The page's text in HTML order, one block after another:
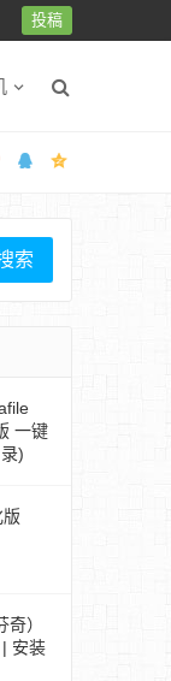
投稿
索
一键
)
）
安装